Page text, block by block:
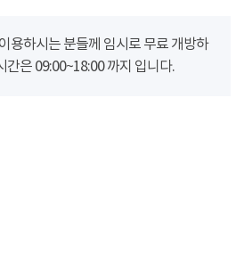
용하시는 분들께 임시로 무료 개방하
간은 09:00~18:00 까지 입니다.